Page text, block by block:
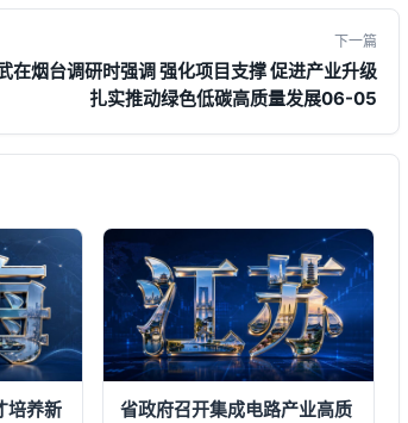
下一篇
在烟台调研时强调 强化项目支撑 促进产业升级
扎实推动绿色低碳高质量发展06-05
培养新
省政府召开集成电路产业高质